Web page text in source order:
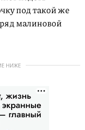
под такой же
малиновой
НИЖЕ